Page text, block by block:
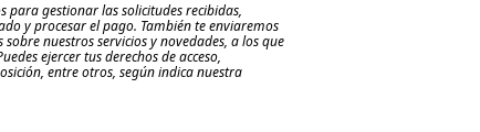
para gestionar las solicitudes recibidas,
y procesar el pago. También te enviaremos
nuestros servicios y novedades, a los que
ejercer tus derechos de acceso,
entre otros, según indica nuestra